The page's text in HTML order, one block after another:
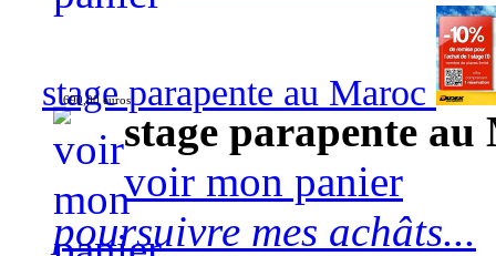
stage parapente au Maroc
690,00 euros
stage parapente
voir mon panier
poursuivre mes achâts...